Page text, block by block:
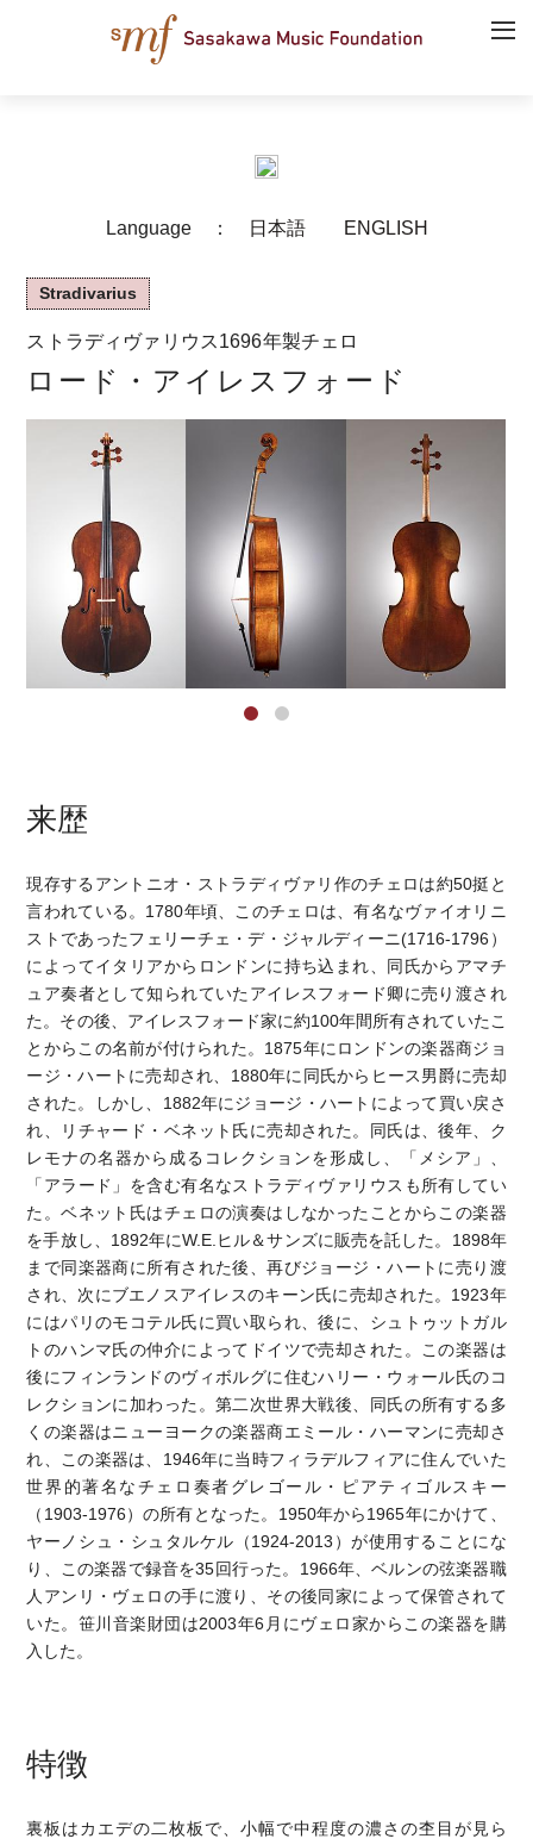
Language ： 日本語 ENGLISH
Stradivarius
ストラディヴァリウス1696年製チェロ
ロード・アイレスフォード
来歴
現存するアントニオ・ストラディヴァリ作のチェロは約50挺と
言われている。1780年頃、このチェロは、有名なヴァイオリニ
ストであったフェリーチェ・デ・ジャルディーニ(1716-1796）
によってイタリアからロンドンに持ち込まれ、同氏からアマチ
ュア奏者として知られていたアイレスフォード卿に売り渡され
た。その後、アイレスフォード家に約100年間所有されていたこ
とからこの名前が付けられた。1875年にロンドンの楽器商ジョ
ージ・ハートに売却され、1880年に同氏からヒース男爵に売却
された。しかし、1882年にジョージ・ハートによって買い戻さ
れ、リチャード・ベネット氏に売却された。同氏は、後年、ク
レモナの名器から成るコレクションを形成し、「メシア」、
「アラード」を含む有名なストラディヴァリウスも所有してい
た。ベネット氏はチェロの演奏はしなかったことからこの楽器
を手放し、1892年にW.E.ヒル＆サンズに販売を託した。1898年
まで同楽器商に所有された後、再びジョージ・ハートに売り渡
され、次にブエノスアイレスのキーン氏に売却された。1923年
にはパリのモコテル氏に買い取られ、後に、シュトゥットガル
トのハンマ氏の仲介によってドイツで売却された。この楽器は
後にフィンランドのヴィボルグに住むハリー・ウォール氏のコ
レクションに加わった。第二次世界大戦後、同氏の所有する多
くの楽器はニューヨークの楽器商エミール・ハーマンに売却さ
れ、この楽器は、1946年に当時フィラデルフィアに住んでいた
世界的著名なチェロ奏者グレゴール・ピアティゴルスキー
（1903-1976）の所有となった。1950年から1965年にかけて、
ヤーノシュ・シュタルケル（1924-2013）が使用することにな
り、この楽器で録音を35回行った。1966年、ベルンの弦楽器職
人アンリ・ヴェロの手に渡り、その後同家によって保管されて
いた。笹川音楽財団は2003年6月にヴェロ家からこの楽器を購
入した。
特徴
裏板はカエデの二枚板で、小幅で中程度の濃さの杢目が見ら